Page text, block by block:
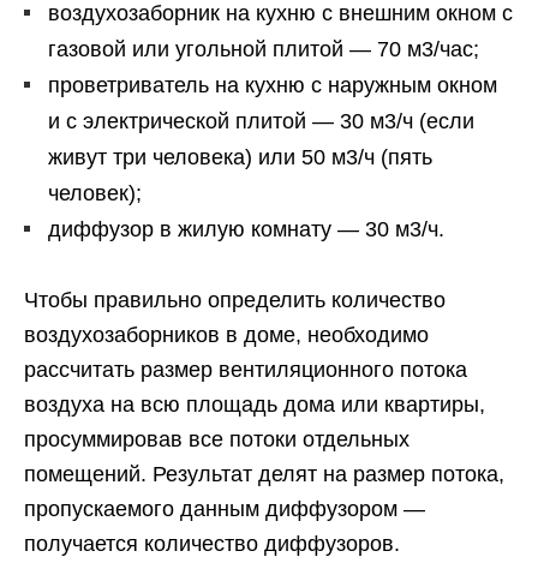
воздухозаборник на кухню с внешним окном с
газовой или угольной плитой — 70 м3/час;
проветриватель на кухню с наружным окном
и с электрической плитой — 30 м3/ч (если
живут три человека) или 50 м3/ч (пять
человек);
диффузор в жилую комнату — 30 м3/ч.
Чтобы правильно определить количество
воздухозаборников в доме, необходимо
рассчитать размер вентиляционного потока
воздуха на всю площадь дома или квартиры,
просуммировав все потоки отдельных
помещений. Результат делят на размер потока,
пропускаемого данным диффузором —
получается количество диффузоров.